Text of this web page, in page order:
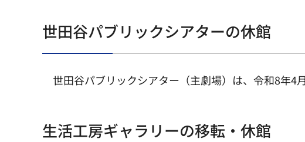
世田谷パブリックシアターの休館
世田谷パブリックシアター（主劇場）は、令和8年4
生活工房ギャラリーの移転・休館